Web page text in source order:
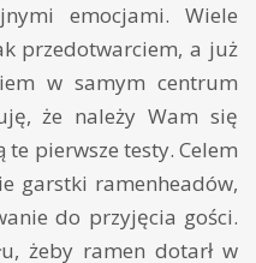
emocjami. Wiele
przedotwarciem, a już
w samym centrum
że należy Wam się
te pierwsze testy. Celem
garstki ramenheadów,
do przyjęcia gości.
żeby ramen dotarł w